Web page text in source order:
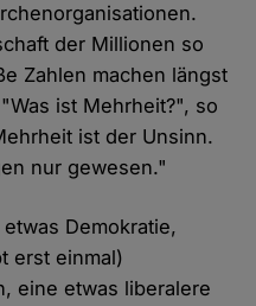
der Millionen so
Zahlen machen längst
ist Mehrheit?", so
ist der Unsinn.
nur gewesen."
Demokratie,
erst einmal)
eine etwas liberalere